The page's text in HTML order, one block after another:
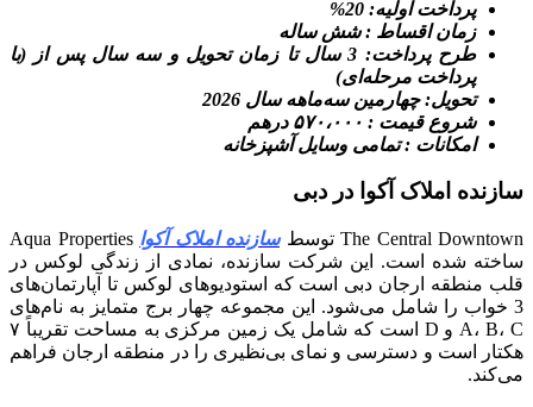
پرداخت اولیه: 20%
زمان اقساط : شش ساله
طرح پرداخت: 3 سال تا زمان تحویل و سه سال پس از (با
پرداخت مرحله‌ای)
تحویل: چهارمین سه‌ماهه سال 2026
شروع قیمت : ۵۷۰،۰۰۰ درهم
امکانات : تمامی وسایل آشپزخانه
سازنده املاک آکوا در دبی
The Central Downtown توسط سازنده املاک آکوا Aqua Properties
ساخته شده است. این شرکت سازنده، نمادی از زندگی لوکس در
قلب منطقه ارجان دبی است که استودیوهای لوکس تا آپارتمان‌های
3 خواب را شامل می‌شود. این مجموعه چهار برج متمایز به نام‌های
A، B، C و D است که شامل یک زمین مرکزی به مساحت تقریباً ۷
هکتار است و دسترسی و نمای بی‌نظیری را در منطقه ارجان فراهم
می‌کند.